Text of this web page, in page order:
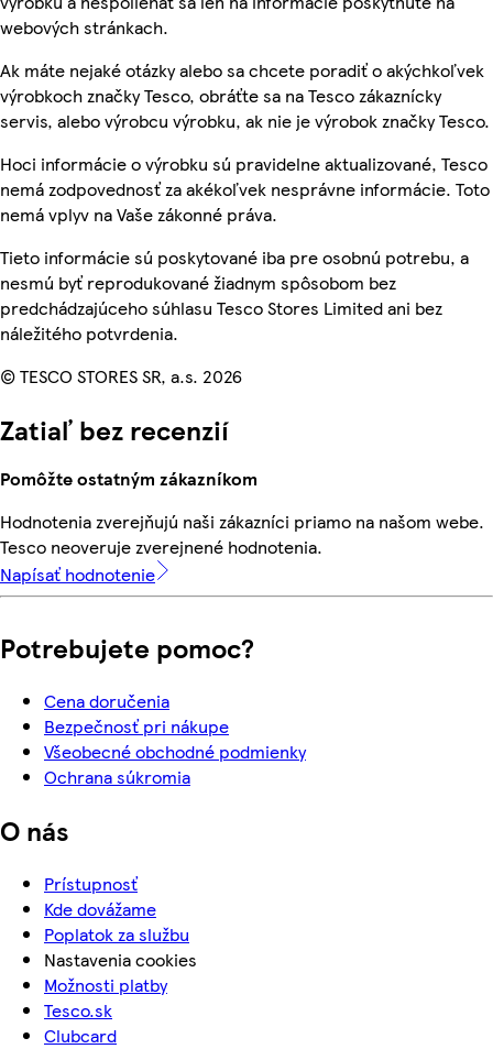
webových stránkach.
Ak máte nejaké otázky alebo sa chcete poradiť o akýchkoľvek
výrobkoch značky Tesco, obráťte sa na Tesco zákaznícky
servis, alebo výrobcu výrobku, ak nie je výrobok značky Tesco.
Hoci informácie o výrobku sú pravidelne aktualizované, Tesco
nemá zodpovednosť za akékoľvek nesprávne informácie. Toto
nemá vplyv na Vaše zákonné práva.
Tieto informácie sú poskytované iba pre osobnú potrebu, a
nesmú byť reprodukované žiadnym spôsobom bez
predchádzajúceho súhlasu Tesco Stores Limited ani bez
náležitého potvrdenia.
© TESCO STORES SR, a.s. 2026
Zatiaľ bez recenzií
Pomôžte ostatným zákazníkom
Hodnotenia zverejňujú naši zákazníci priamo na našom webe.
Tesco neoveruje zverejnené hodnotenia.
Napísať hodnotenie
Potrebujete pomoc?
Cena doručenia
Bezpečnosť pri nákupe
Všeobecné obchodné podmienky
Ochrana súkromia
O nás
Prístupnosť
Kde dovážame
Poplatok za službu
Nastavenia cookies
Možnosti platby
Tesco.sk
Clubcard